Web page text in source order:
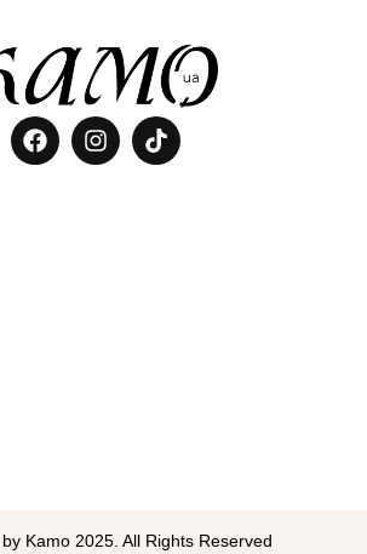
Kamo 2025. All Rights Reserved